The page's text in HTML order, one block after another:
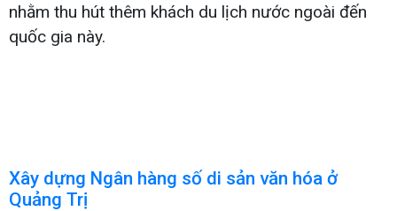
nhằm thu hút thêm khách du lịch nước ngoài đến
quốc gia này.
Xây dựng Ngân hàng số di sản văn hóa ở
Quảng Trị